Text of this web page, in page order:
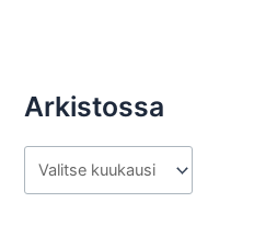
Arkistossa
r